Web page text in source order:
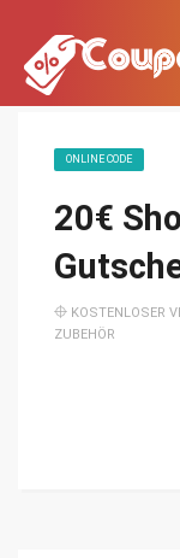
ONLINE CODE
20€
KOSTENLOSER
ZUBEHÖR